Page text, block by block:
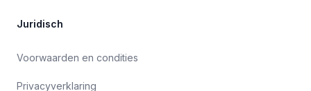
Juridisch
Voorwaarden en condities
Privacyverklaring